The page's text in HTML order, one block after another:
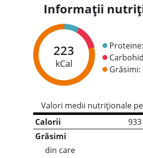
Informații
223
kCal
Proteine:
Grăsimi:
Valori medii nutriționale
Calorii
Grăsimi
din care